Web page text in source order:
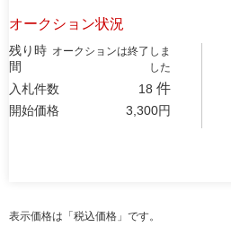
オークション状況
残り時
間
オークションは終了しま
した
入札件数 18 件
開始価格 3,300円
表示価格は「税込価格」です。